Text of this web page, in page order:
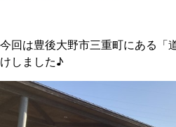
今回は豊後大野市三重町にある「
けしました♪